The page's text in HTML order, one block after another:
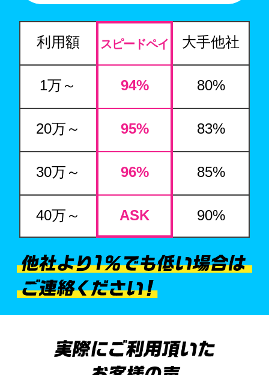
利用額 スピードペイ 大手他社
1万～ 94% 80%
20万～ 95% 83%
30万～ 96% 85%
40万～ ASK 90%